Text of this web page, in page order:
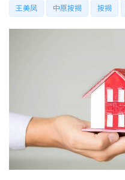
人才房贷・开户优惠
优惠礼遇
新盘优越按揭优惠
王美凤 中原按揭 按揭